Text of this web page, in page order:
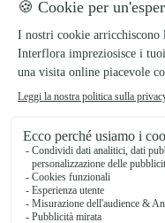
Preparato con
cura!
I prodotti Interflora
giorno stesso della
freschezza dei fiori.
La consegna, in
effettuata
Spese di consegna: